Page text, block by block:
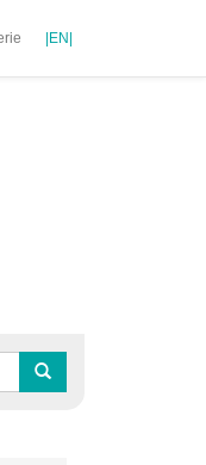
|EN|